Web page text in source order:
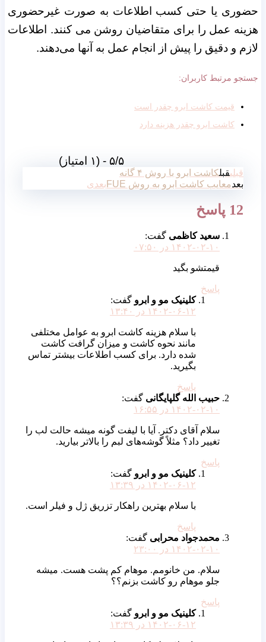
حضوری یا حتی کسب اطلاعات به صورت غیرحضوری
هزینه عمل را برای متقاضیان روشن می کنند. اطلاعات
لازم و دقیق را پیش از انجام عمل به آنها می‌دهند.
جستجو مرتبط کاربران:
قیمت کاشت ابرو چقدر است
کاشت ابرو چقدر هزینه دارد
۵/۵ - (۱ امتیاز)
قبلیقبلکاشت ابرو با روش ۴ گانه
بعدمعایب کاشت ابرو به روش FUE بعدی
12 پاسخ
سعید کاظمی گفت:
۱۴۰۲-۰۲-۱۰ در ۰۷:۵۰
قیمتشو بگید
پاسخ
کلینیک مو و ابرو گفت:
۱۴۰۲-۰۶-۱۲ در ۱۳:۴۰
با سلام هزینه کاشت ابرو به عوامل مختلفی
مانند نحوه کاشت و میزان گرافت کاشت
شده دارد. برای کسب اطلاعات بیشتر تماس
بگیرید.
پاسخ
حبیب الله گلپایگانی گفت:
۱۴۰۲-۰۲-۱۰ در ۱۶:۵۵
سلام آقای دکتر. آیا با لیفت گونه میشه حالت لب را
تغییر داد؟ مثلاً گوشه‌های لبم را بالاتر بیارید.
پاسخ
کلینیک مو و ابرو گفت:
۱۴۰۲-۰۶-۱۲ در ۱۳:۳۹
با سلام بهترین راهکار تزریق ژل و فیلر است.
پاسخ
محمدجواد محرابی گفت:
۱۴۰۲-۰۲-۱۰ در ۲۳:۰۰
سلام. من خانومم. موهام کم پشت هست. میشه
جلو موهام رو کاشت بزنم؟؟
پاسخ
کلینیک مو و ابرو گفت:
۱۴۰۲-۰۶-۱۲ در ۱۳:۳۹